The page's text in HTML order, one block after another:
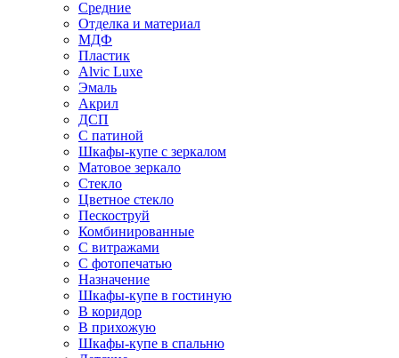
Средние
Отделка и материал
МДФ
Пластик
Alvic Luxe
Эмаль
Акрил
ДСП
С патиной
Шкафы-купе с зеркалом
Матовое зеркало
Стекло
Цветное стекло
Пескоструй
Комбинированные
С витражами
С фотопечатью
Назначение
Шкафы-купе в гостиную
В коридор
В прихожую
Шкафы-купе в спальню